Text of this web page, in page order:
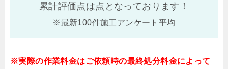
累計評価点は点となっております！
※最新100件施工アンケート平均
※実際の作業料金はご依頼時の最終処分料金によって